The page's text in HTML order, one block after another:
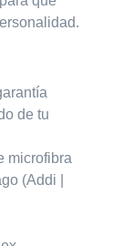
de tu
microfibra
(Addi |